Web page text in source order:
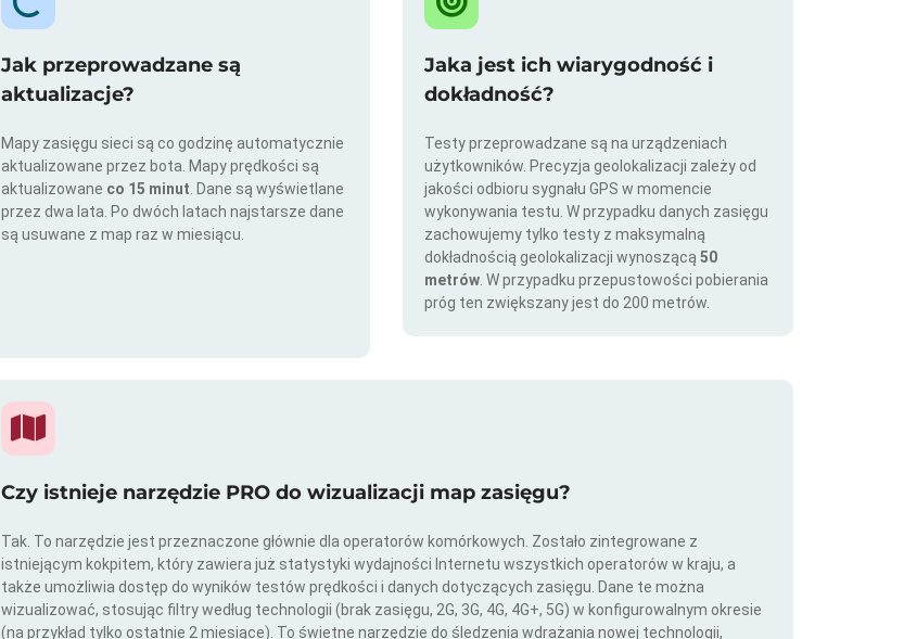
Jak przeprowadzane są
aktualizacje?
Mapy zasięgu sieci są co godzinę automatycznie
aktualizowane przez bota. Mapy prędkości są
aktualizowane co 15 minut . Dane są wyświetlane
przez dwa lata. Po dwóch latach najstarsze dane
są usuwane z map raz w miesiącu.
Jaka jest ich wiarygodność i
dokładność?
Testy przeprowadzane są na urządzeniach
użytkowników. Precyzja geolokalizacji zależy od
jakości odbioru sygnału GPS w momencie
wykonywania testu. W przypadku danych zasięgu
zachowujemy tylko testy z maksymalną
dokładnością geolokalizacji wynoszącą 50
metrów . W przypadku przepustowości pobierania
próg ten zwiększany jest do 200 metrów.
Czy istnieje narzędzie PRO do wizualizacji map zasięgu?
Tak. To narzędzie jest przeznaczone głównie dla operatorów komórkowych. Zostało zintegrowane z
istniejącym kokpitem, który zawiera już statystyki wydajności Internetu wszystkich operatorów w kraju, a
także umożliwia dostęp do wyników testów prędkości i danych dotyczących zasięgu. Dane te można
wizualizować, stosując filtry według technologii (brak zasięgu, 2G, 3G, 4G, 4G+, 5G) w konfigurowalnym okresie
(na przykład tylko ostatnie 2 miesiące). To świetne narzędzie do śledzenia wdrażania nowej technologii,